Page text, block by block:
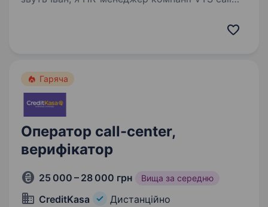
Гаряча
Оператор call-center,
верифікатор
25 000 – 28 000 грн Вища за середню
CreditKasa Дистанційно